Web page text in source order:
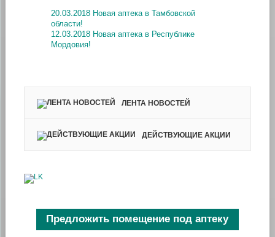
20.03.2018 Новая аптека в Тамбовской
области!
12.03.2018 Новая аптека в Республике
Мордовия!
ЛЕНТА НОВОСТЕЙ
ДЕЙСТВУЮЩИЕ АКЦИИ
Предложить помещение под аптеку